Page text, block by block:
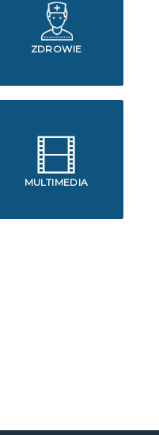
ZDROWIE
MULTIMEDIA